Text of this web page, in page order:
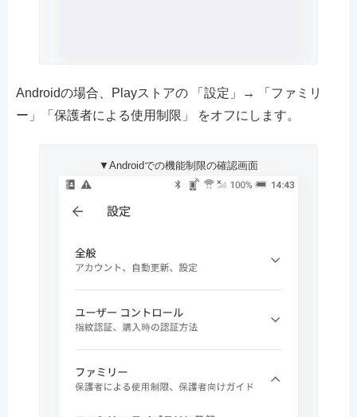
Androidの場合、Playストアの 「設定」→ 「ファミリ
ー」「保護者による使用制限」 をオフにします。
▼Androidでの機能制限の確認画面